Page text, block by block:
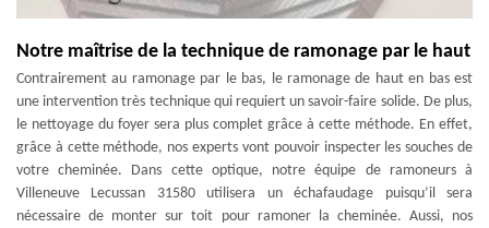
Notre maîtrise de la technique de ramonage par le haut
Contrairement au ramonage par le bas, le ramonage de haut en bas est
une intervention très technique qui requiert un savoir-faire solide. De plus,
le nettoyage du foyer sera plus complet grâce à cette méthode. En effet,
grâce à cette méthode, nos experts vont pouvoir inspecter les souches de
votre cheminée. Dans cette optique, notre équipe de ramoneurs à
Villeneuve Lecussan 31580 utilisera un échafaudage puisqu’il sera
nécessaire de monter sur toit pour ramoner la cheminée. Aussi, nos